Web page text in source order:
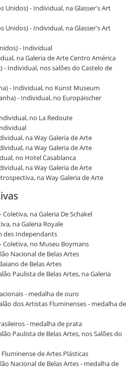
Unidos) - Individual, na Glasser's Art
Unidos) - Individual, na Glasser's Art
- Individual
na Galeria de Arte Centro América
- Individual, nos salões do Castelo de
- Individual, no Kunst Museum
- Individual, no Europäischer
no La Redoute
na Way Galeria de Arte
na Way Galeria de Arte
no Hotel Casablanca
na Way Galeria de Arte
na Way Galeria de Arte
na Galeria De Schakel
na Galeria Royale
des Independants
Coletiva, no Museu Boymans
Nacional de Belas Artes
de Belas Artes
Paulista de Belas Artes, na Galeria
- medalha de ouro
dos Artistas Fluminenses - medalha de
- medalha de prata
Paulista de Belas Artes, nos Salões do
Fluminense de Artes Plásticas
Nacional de Belas Artes - medalha de